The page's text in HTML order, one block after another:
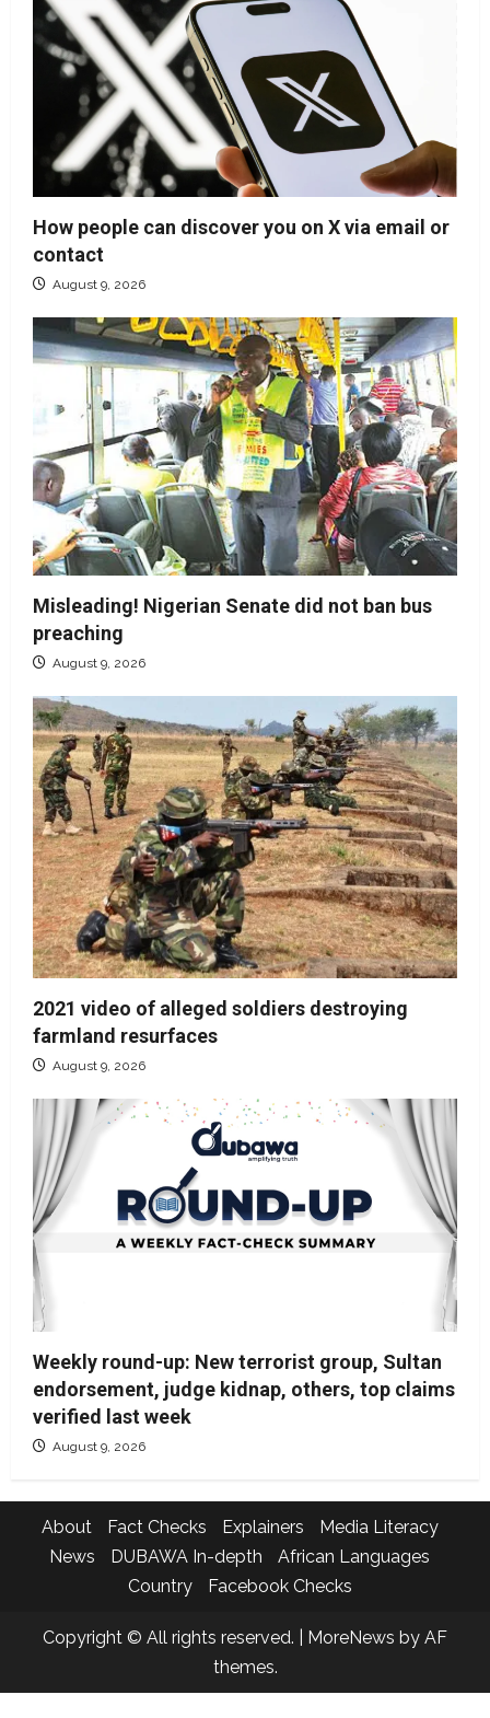
How people can discover you on X via email or
contact
August 9, 2026
Misleading! Nigerian Senate did not ban bus
preaching
August 9, 2026
2021 video of alleged soldiers destroying
farmland resurfaces
August 9, 2026
Weekly round-up: New terrorist group, Sultan
endorsement, judge kidnap, others, top claims
verified last week
August 9, 2026
About Fact Checks Explainers
Media Literacy
News
DUBAWA In-depth
African Languages
Country
Facebook Checks
Copyright © All rights reserved. MoreNews by AF
themes.